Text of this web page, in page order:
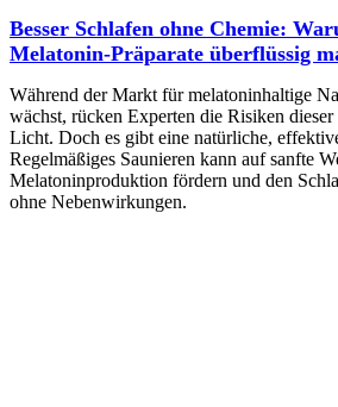
Besser Schlafen ohne Chemie:
Melatonin-Präparate überflüssig
Während der Markt für melatoninhaltige
wächst, rücken Experten die Risiken
Licht. Doch es gibt eine natürliche,
Regelmäßiges Saunieren kann auf sanfte
Melatoninproduktion fördern und den
ohne Nebenwirkungen.